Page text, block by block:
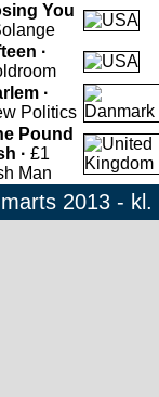
You
·
·
Politics
Pound
· £1
Man
2013 - kl.